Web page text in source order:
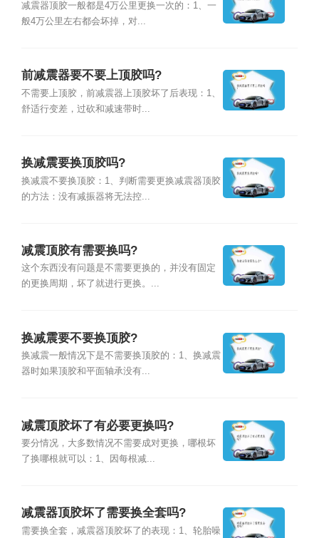
减震器顶胶一般都是4万公里更换一次的：1、一
般4万公里左右都会坏掉，对...
前减震器要不要上顶胶吗?
不需要上顶胶，前减震器上顶胶坏了后表现：1、
舒适行变差，过砍和减速带时...
换减震要换顶胶吗?
换减震不要换顶胶：1、判断需要更换减震器顶胶
的方法：没有减振器将无法控...
减震顶胶有需要换吗?
这个东西没有问题是不需要更换的，并没有固定
的更换周期，坏了就进行更换。...
换减震要不要换顶胶?
换减震一般情况下是不需要换顶胶的：1、换减震
器时如果顶胶和平面轴承没有...
减震顶胶坏了有必要更换吗?
要分情况，大多数情况不需要成对更换，哪根坏
了换哪根就可以：1、因每根减...
减震器顶胶坏了需要换全套吗?
需要换全套，减震器顶胶坏了的表现：1、轮胎噪